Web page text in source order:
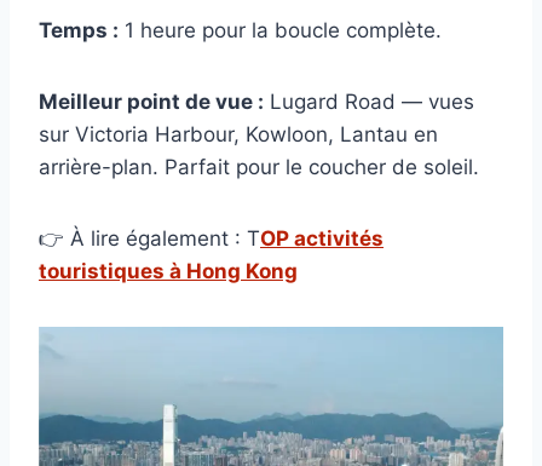
Temps : 1 heure pour la boucle complète.
Meilleur point de vue : Lugard Road — vues
sur Victoria Harbour, Kowloon, Lantau en
arrière-plan. Parfait pour le coucher de soleil.
👉 À lire également : TOP activités
touristiques à Hong Kong